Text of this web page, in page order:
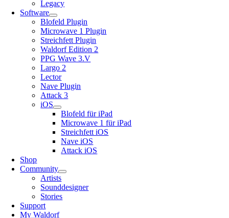
Legacy
Software
Blofeld Plugin
Microwave 1 Plugin
Streichfett Plugin
Waldorf Edition 2
PPG Wave 3.V
Largo 2
Lector
Nave Plugin
Attack 3
iOS
Blofeld für iPad
Microwave 1 für iPad
Streichfett iOS
Nave iOS
Attack iOS
Shop
Community
Artists
Sounddesigner
Stories
Support
My Waldorf